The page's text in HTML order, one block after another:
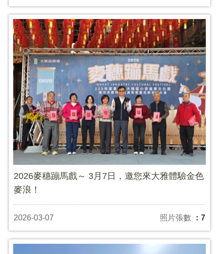
2026麥穗蹦馬戲～ 3月7日，邀您來大雅體驗金色
麥浪！
2026-03-07 照片張數 ：7